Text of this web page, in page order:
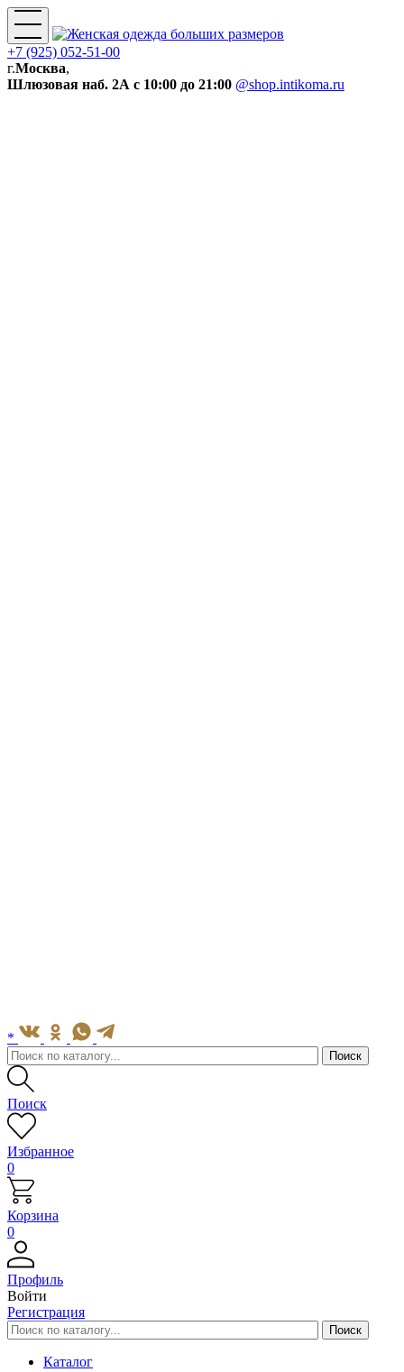
+7 (925) 052-51-00
г.Москва,
Шлюзовая наб. 2А с 10:00 до 21:00 @shop.intikoma.ru
*
Поиск
Избранное
0
Корзина
0
Профиль
Войти
Регистрация
Каталог